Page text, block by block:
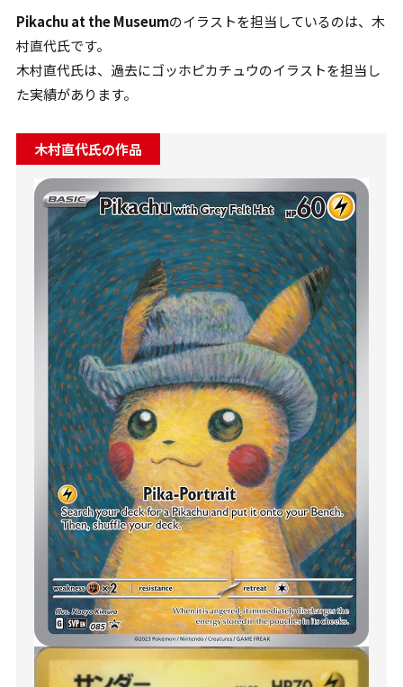
Pikachu at the Museumのイラストを担当しているのは、木
村直代氏です。
木村直代氏は、過去にゴッホピカチュウのイラストを担当し
た実績があります。
木村直代氏の作品